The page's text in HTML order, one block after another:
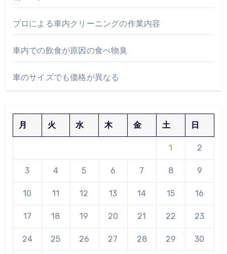
プロによる車内クリーニングの作業内容
車内での飲食が原因の食べ物臭
車のサイズでも価格が異なる
月 火 水 木 金 土 日
1 2
3 4 5 6 7 8 9
10 11 12 13 14 15 16
17 18 19 20 21 22 23
24 25 26 27 28 29 30